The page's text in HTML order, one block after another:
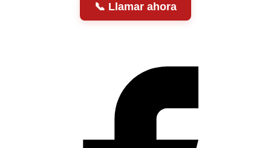
Llamar ahora